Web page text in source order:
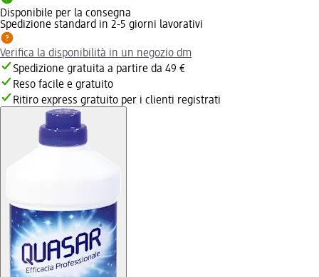
Disponibile per la consegna
Spedizione standard in 2-5 giorni lavorativi
Verifica la disponibilità in un negozio dm
Spedizione gratuita a partire da 49 €
Reso facile e gratuito
Ritiro express gratuito per i clienti registrati